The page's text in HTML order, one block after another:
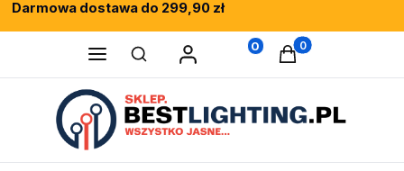
Darmowa dostawa do 299,90 zł
Rewelacyjne opinie klientów
Fachowe doradztwo
Otwórz wyszukiwarkę
0 Produkty w